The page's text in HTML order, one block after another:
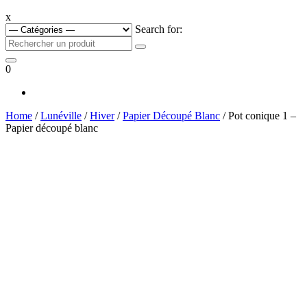
x
Search for:
0
Home /Lunéville /Hiver/Papier Découpé Blanc / Pot conique 1 –
Papier découpé blanc